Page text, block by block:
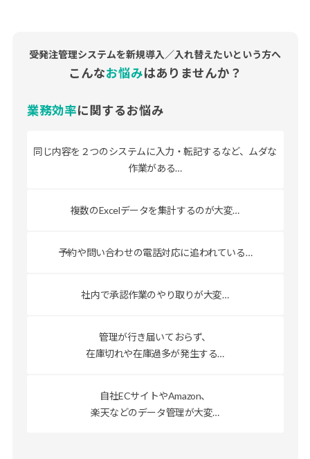
受発注管理システムを新規導入／入れ替えたいという方へ
こんなお悩みはありませんか？
業務効率に関するお悩み
同じ内容を２つのシステムに入力・転記するなど、ムダな
作業がある…
複数のExcelデータを集計するのが大変…
予約や問い合わせの電話対応に追われている…
社内で承認作業のやり取りが大変…
管理が行き届いておらず、
在庫切れや在庫過多が発生する…
自社ECサイトやAmazon、
楽天などのデータ管理が大変…